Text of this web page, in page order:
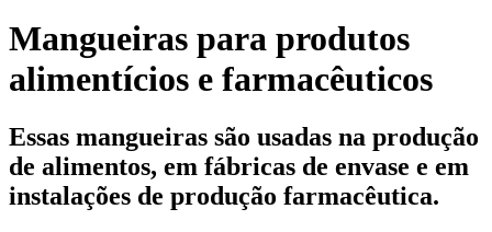
Mangueiras para produtos
alimentícios e farmacêuticos
Essas mangueiras são usadas na produção
de alimentos, em fábricas de envase e em
instalações de produção farmacêutica.